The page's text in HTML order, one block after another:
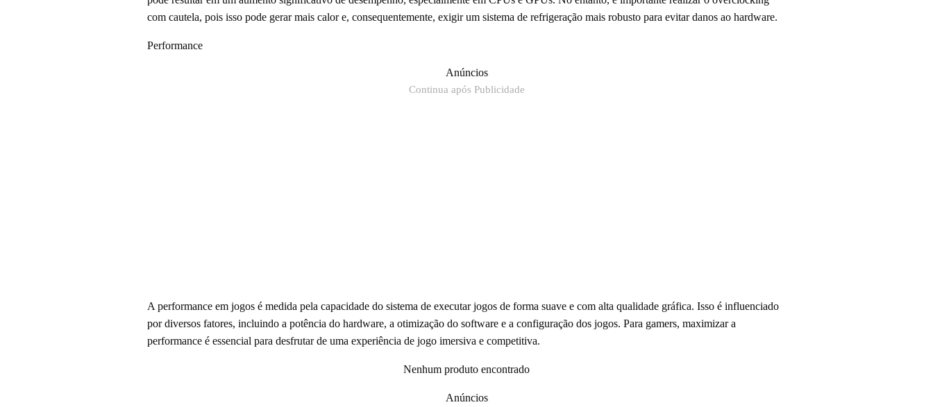
com cautela, pois isso pode gerar mais calor e, consequentemente, exigir um sistema de refrigeração mais robusto para evitar danos ao hardware.
Performance
Anúncios
Continua após Publicidade
A performance em jogos é medida pela capacidade do sistema de executar jogos de forma suave e com alta qualidade gráfica. Isso é influenciado
por diversos fatores, incluindo a potência do hardware, a otimização do software e a configuração dos jogos. Para gamers, maximizar a
performance é essencial para desfrutar de uma experiência de jogo imersiva e competitiva.
Nenhum produto encontrado
Anúncios